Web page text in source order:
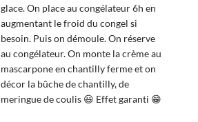
glace. On place au congélateur 6h en
augmentant le froid du congel si
besoin. Puis on démoule. On réserve
au congélateur. On monte la crème au
mascarpone en chantilly ferme et on
décor la bûche de chantilly, de
meringue de coulis 😃 Effet garanti 😁